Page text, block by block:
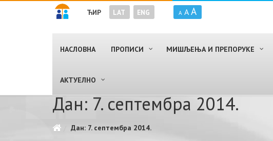
ЋИР LAT ENG A A A
НАСЛОВНА ПРОПИСИ МИШЉЕЊА И ПРЕПОРУКЕ
AКТУЕЛНО
Дан: 7. септембра 2014.
Дан: 7. септембра 2014.